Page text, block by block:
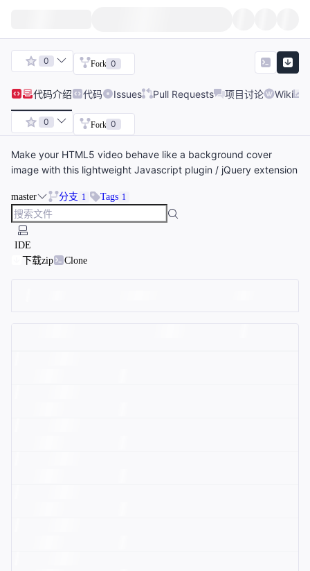
0 Fork 0
代码介绍 代码 Issues Pull Requests 项目讨论 Wiki
0 Fork 0
Make your HTML5 video behave like a background cover
image with this lightweight Javascript plugin / jQuery extension
master 分支 1 Tags 1
IDE
下载zip
Clone